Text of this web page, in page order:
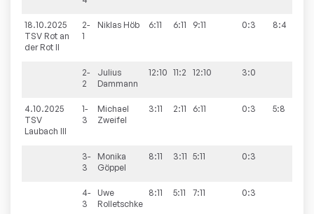
18.10.2025
TSV Rot an
der Rot II
2-
1
Niklas Höb 6:11 6:11 9:11 0:3 8:4
2-
2
Julius
Dammann
12:10 11:2 12:10 3:0
4.10.2025
TSV
Laubach III
1-
3
Michael
Zweifel
3:11 2:11 6:11 0:3 5:8
3-
3
Monika
Göppel
8:11 3:11 5:11 0:3
4-
3
Uwe
Rolletschke
8:11 5:11 7:11 0:3